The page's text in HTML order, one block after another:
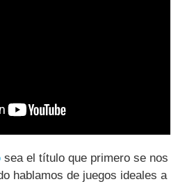
sea el título que primero se nos
hablamos de juegos ideales a